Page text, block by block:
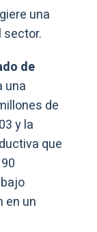
una
sector.
de
una
de
y la
que
en un